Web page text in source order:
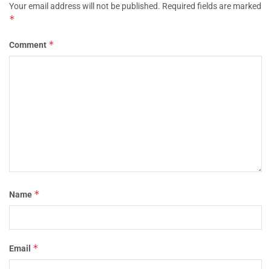
Your email address will not be published. Required fields are marked
*
Comment *
Name *
Email *